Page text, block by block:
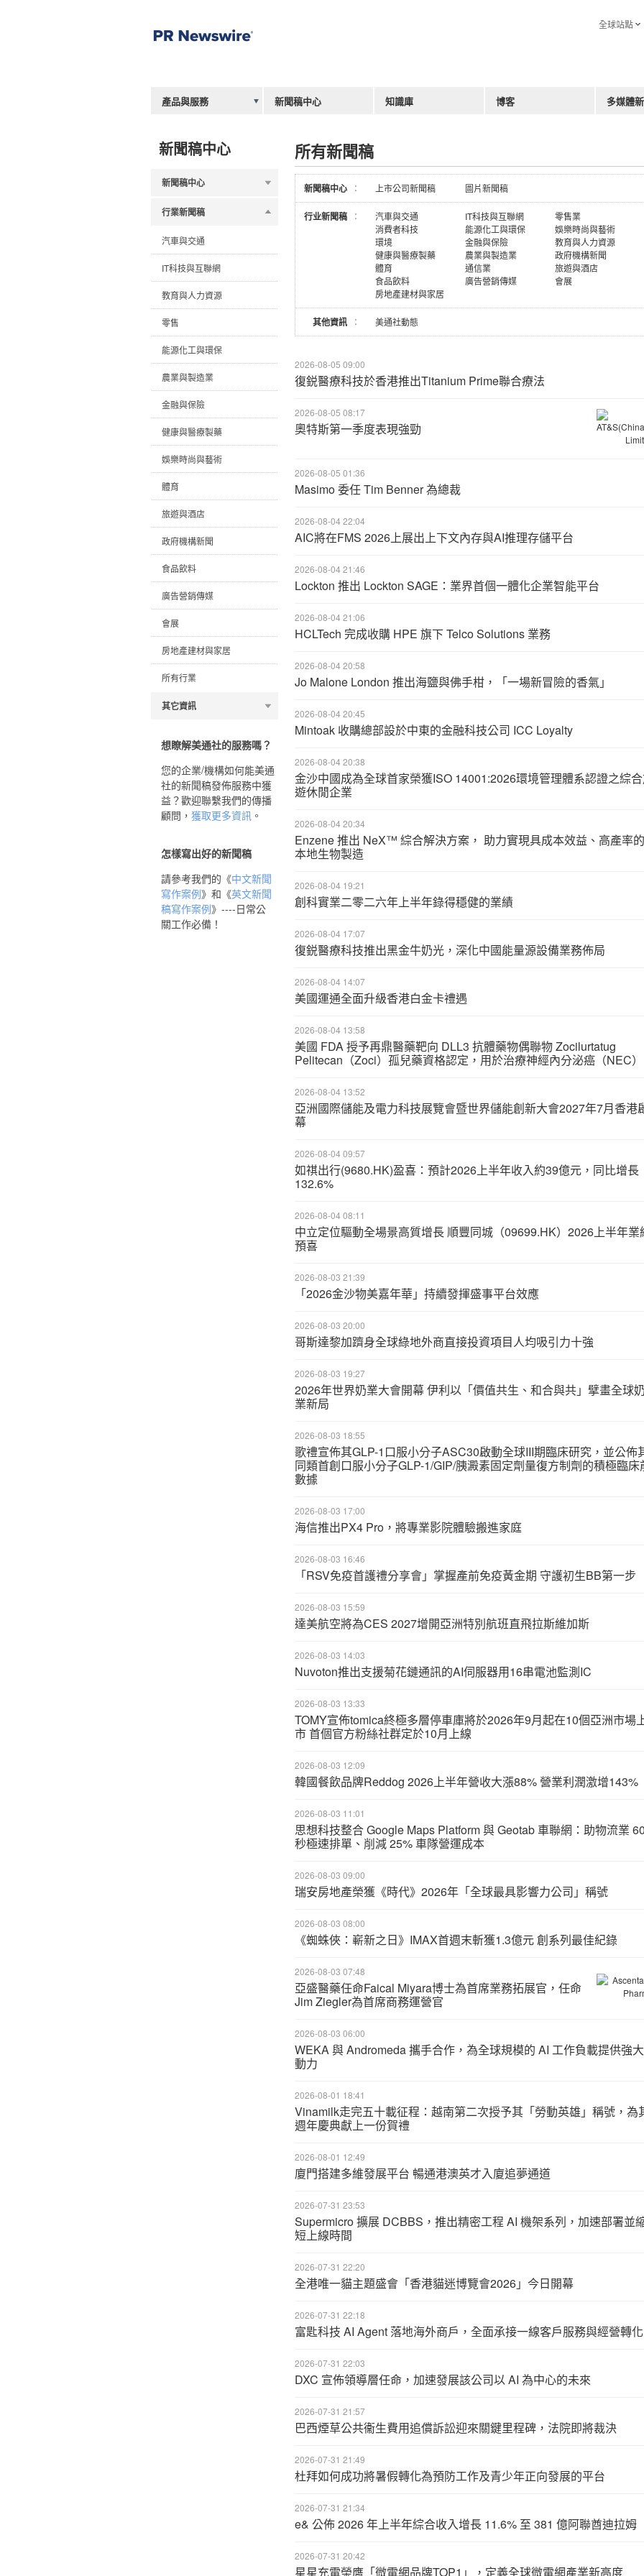
新聞稿中心
新聞稿中心
行業新聞稿
汽車與交通
IT科技與互聯網
教育與人力資源
零售
能源化工與環保
農業與製造業
金融與保險
健康與醫療製藥
娛樂時尚與藝術
體育
旅遊與酒店
政府機構新聞
食品飲料
廣告營銷傳媒
會展
房地產建材與家居
所有行業
其它資訊
想瞭解美通社的服務嗎？
您的企業/機構如何能美通
社的新聞稿發佈服務中獲
益？歡迎聯繫我們的傳播
顧問， 獲取更多資訊。
怎樣寫出好的新聞稿
請參考我們的《中文新聞
寫作案例》和《英文新聞
稿寫作案例》----日常公
關工作必備！
所有新聞稿
新聞稿中心 ： 上市公司新聞稿 圖片新聞稿
行业新聞稿 ： 汽車與交通 IT科技與互聯網
零售業
消費者科技
能源化工與環保
娛樂時尚與藝術
環境
金融與保險
教育與人力資源
健康與醫療製藥
農業與製造業
政府機構新聞
體育
通信業
旅遊與酒店
食品飲料
廣告營銷傳媒
會展
房地產建材與家居
其他資訊 ： 美通社動態
2026-08-05 09:00
復鋭醫療科技於香港推出Titanium Prime聯合療法
2026-08-05 08:17
奧特斯第一季度表現強勁
2026-08-05 01:36
Masimo 委任 Tim Benner 為總裁
2026-08-04 22:04
AIC將在FMS 2026上展出上下文內存與AI推理存儲平台
2026-08-04 21:46
Lockton 推出 Lockton SAGE：業界首個一體化企業智能平台
2026-08-04 21:06
HCLTech 完成收購 HPE 旗下 Telco Solutions 業務
2026-08-04 20:58
Jo Malone London 推出海鹽與佛手柑，「一場新冒險的香氣」
2026-08-04 20:45
Mintoak 收購總部設於中東的金融科技公司 ICC Loyalty
2026-08-04 20:38
金沙中國成為全球首家榮獲ISO 14001:2026環境管理體系認證之綜
遊休閒企業
2026-08-04 20:34
Enzene 推出 NeX™ 綜合解決方案， 助力實現具成本效益、高產率的
本地生物製造
2026-08-04 19:21
創科實業二零二六年上半年錄得穩健的業績
2026-08-04 17:07
復鋭醫療科技推出黑金牛奶光，深化中國能量源設備業務佈局
2026-08-04 14:07
美國運通全面升級香港白金卡禮遇
2026-08-04 13:58
美國 FDA 授予再鼎醫藥靶向 DLL3 抗體藥物偶聯物 Zocilurtatug
Pelitecan（Zoci）孤兒藥資格認定，用於治療神經內分泌癌（NEC）
2026-08-04 13:52
亞洲國際儲能及電力科技展覽會暨世界儲能創新大會2027年7月香港
幕
2026-08-04 09:57
如祺出行(9680.HK)盈喜：預計2026上半年收入約39億元，同比增長
132.6%
2026-08-04 08:11
中立定位驅動全場景高質增長 順豐同城（09699.HK）2026上半年業
預喜
2026-08-03 21:39
「2026金沙物美嘉年華」持續發揮盛事平台效應
2026-08-03 20:00
哥斯達黎加躋身全球綠地外商直接投資項目人均吸引力十強
2026-08-03 19:27
2026年世界奶業大會開幕 伊利以「價值共生、和合與共」擘畫全球
業新局
2026-08-03 18:55
歌禮宣佈其GLP-1口服小分子ASC30啟動全球III期臨床研究，並公佈
同類首創口服小分子GLP-1/GIP/胰澱素固定劑量復方制劑的積極臨床
數據
2026-08-03 17:00
海信推出PX4 Pro，將專業影院體驗搬進家庭
2026-08-03 16:46
「RSV免疫首護禮分享會」掌握產前免疫黃金期 守護初生BB第一步
2026-08-03 15:59
達美航空將為CES 2027增開亞洲特別航班直飛拉斯維加斯
2026-08-03 14:03
Nuvoton推出支援菊花鏈通訊的AI伺服器用16串電池監測IC
2026-08-03 13:33
TOMY宣佈tomica終極多層停車庫將於2026年9月起在10個亞洲市場
市 首個官方粉絲社群定於10月上線
2026-08-03 12:09
韓國餐飲品牌Reddog 2026上半年營收大漲88% 營業利潤激增143%
2026-08-03 11:01
思想科技整合 Google Maps Platform 與 Geotab 車聯網：助物流業
秒極速排單、削減 25% 車隊營運成本
2026-08-03 09:00
瑞安房地產榮獲《時代》2026年「全球最具影響力公司」稱號
2026-08-03 08:00
《蜘蛛俠：嶄新之日》IMAX首週末斬獲1.3億元 創系列最佳紀錄
2026-08-03 07:48
亞盛醫藥任命Faical Miyara博士為首席業務拓展官，任命
Jim Ziegler為首席商務運營官
2026-08-03 06:00
WEKA 與 Andromeda 攜手合作，為全球規模的 AI 工作負載提供強大
動力
2026-08-01 18:41
Vinamilk走完五十載征程：越南第二次授予其「勞動英雄」稱號，為
週年慶典獻上一份賀禮
2026-08-01 12:49
廈門搭建多維發展平台 暢通港澳英才入廈追夢通道
2026-07-31 23:53
Supermicro 擴展 DCBBS，推出精密工程 AI 機架系列，加速部署並
短上線時間
2026-07-31 22:20
全港唯一貓主題盛會「香港貓迷博覽會2026」今日開幕
2026-07-31 22:18
富匙科技 AI Agent 落地海外商戶，全面承接一線客戶服務與經營轉化
2026-07-31 22:03
DXC 宣佈領導層任命，加速發展該公司以 AI 為中心的未來
2026-07-31 21:57
巴西煙草公共衞生費用追償訴訟迎來關鍵里程碑，法院即將裁決
2026-07-31 21:49
杜拜如何成功將暑假轉化為預防工作及青少年正向發展的平台
2026-07-31 21:34
e& 公佈 2026 年上半年綜合收入增長 11.6% 至 381 億阿聯酋迪拉姆
2026-07-31 20:42
星星充電榮膺「微電網品牌TOP1」，定義全球微電網產業新高度
全球站點
產品與服務 新聞稿中心 知識庫 博客 多媒體